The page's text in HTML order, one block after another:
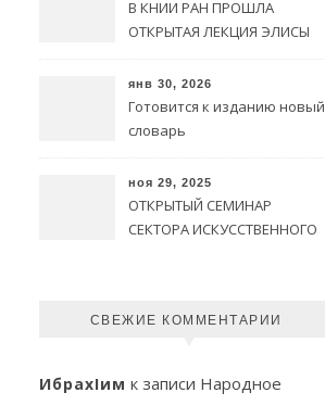
В КНИИ РАН ПРОШЛА
ОТКРЫТАЯ ЛЕКЦИЯ ЭЛИСЫ
янв 30, 2026
Готовится к изданию новый
словарь
ноя 29, 2025
ОТКРЫТЫЙ СЕМИНАР
СЕКТОРА ИСКУССТВЕННОГО
СВЕЖИЕ КОММЕНТАРИИ
ИбрахIим к записи Народное